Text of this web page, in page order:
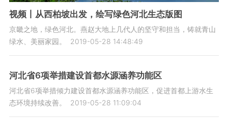
视频丨从西柏坡出发，绘写绿色河北生态版图
京畿之地，绿色河北。燕赵大地上几代人的坚守和担当，铸就青山
绿水、美丽家园。
2019-05-28 14:48:49
河北省6项举措建设首都水源涵养功能区
河北省6项举措倾力建设首都水源涵养功能区，促进首都上游水生
态环境持续改善。
2019-05-28 11:09:04